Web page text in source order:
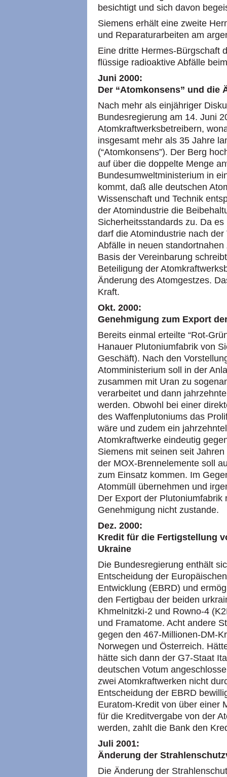
besichtigt und sich davon
Siemens erhält eine zweite
und Reparaturarbeiten am
Eine dritte Hermes-Bürgschaft
flüssige radioaktive Abfälle
Juni 2000:
Der “Atomkonsens” und die
Nach mehr als einjähriger
Bundesregierung am 14. Juni
Atomkraftwerksbetreibern,
insgesamt mehr als 35 Jahre
(“Atomkonsens”). Der Berg
auf über die doppelte Menge
Bundesumweltministerium in
kommt, daß alle deutschen
Wissenschaft und Technik
der Atomindustrie die
Sicherheitsstandards zu. Da
darf die Atomindustrie nach
Abfälle in neuen
Basis der Vereinbarung
Beteiligung der
Änderung des Atomgestzes.
Kraft.
Okt. 2000:
Genehmigung zum Export
Bereits einmal erteilte “Rot-
Hanauer Plutoniumfabrik von
Geschäft). Nach den
Atomministerium soll in der
zusammen mit Uran zu
verarbeitet und dann
werden. Obwohl bei einer
des Waffenplutoniums das
wäre und zudem ein
Atomkraftwerke eindeutig
Siemens mit seinen seit
der MOX-Brennelemente soll
zum Einsatz kommen. Im
Atommüll übernehmen und
Der Export der
Genehmigung nicht zustande.
Dez. 2000:
Kredit für die Fertigstellung
Ukraine
Die Bundesregierung enthält
Entscheidung der
Entwicklung (EBRD) und
den Fertigbau der beiden
Khmelnitzki-2 und Rowno-4
und Framatome. Acht andere
gegen den 467-Millionen-DM-
Norwegen und Österreich.
hätte sich dann der G7-Staat
deutschen Votum
zwei Atomkraftwerken nicht
Entscheidung der EBRD
Euratom-Kredit von über einer
für die Kreditvergabe von der
werden, zahlt die Bank den
Juli 2001:
Änderung der
Die Änderung der